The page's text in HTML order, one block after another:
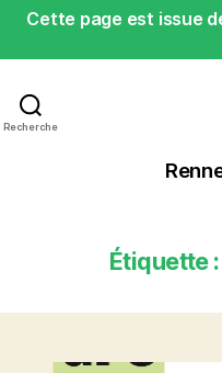
Cette page est issue
Recherche
Étiquette :